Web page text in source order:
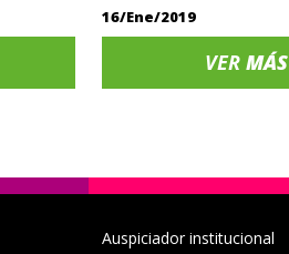
16/Ene/2019
VER MÁS
Auspiciador institucional